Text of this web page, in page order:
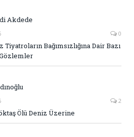
Akdede
0
Tiyatroların Bağımsızlığına Dair Bazı
2
Ölü Deniz Üzerine